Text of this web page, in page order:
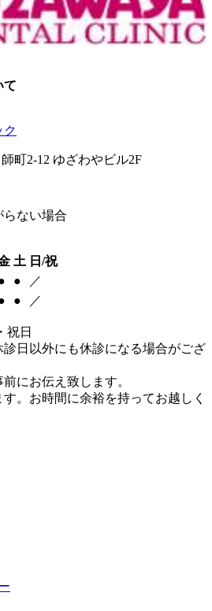
て
町2-12 ゆざわやビル2F
ない場合
土 日/祝
●
／
● ／
祝日
日以外にも休診になる場合がござ
前にお伝え致します。
。お時間に余裕を持ってお越しく